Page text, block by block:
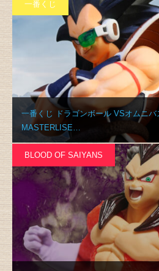
一番くじ
一番くじ ドラゴンボール VSオムニ
MASTERLISE…
BLOOD OF SAIYANS